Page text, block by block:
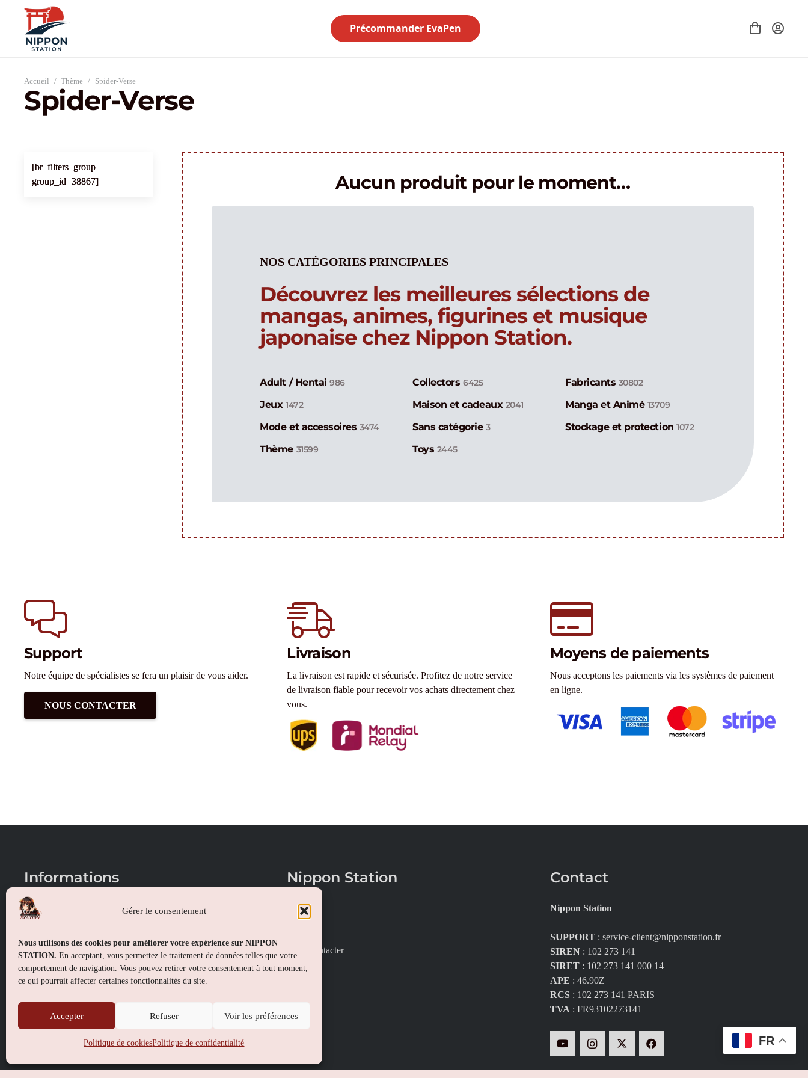
Gérer le consentement
Nous utilisons des cookies pour améliorer votre expérience sur NIPPON
STATION. En acceptant, vous permettez le traitement de données telles que votre
comportement de navigation. Vous pouvez retirer votre consentement à tout moment,
ce qui pourrait affecter certaines fonctionnalités du site.
Accepter Refuser Voir les préférences
Politique de cookiesPolitique de confidentialité
Précommander EvaPen
Accueil / Thème / Spider-Verse
Spider-Verse
[br_filters_group
group_id=38867]
Aucun produit pour le moment…
NOS CATÉGORIES PRINCIPALES
Découvrez les meilleures sélections de
mangas, animes, figurines et musique
japonaise chez Nippon Station.
Adult / Hentai986 Collectors 6425 Fabricants 30802
Jeux 1472 Maison et cadeaux 2041 Manga et Animé 13709
Mode et accessoires 3474 Sans catégorie3 Stockage et protection1072
Thème 31599 Toys 2445
Support
Notre équipe de spécialistes se fera un plaisir de vous aider.
NOUS CONTACTER
Livraison
La livraison est rapide et sécurisée. Profitez de notre service
de livraison fiable pour recevoir vos achats directement chez
vous.
Moyens de paiements
Nous acceptons les paiements via les systèmes de paiement
en ligne.
Informations
Conditions générales de vente
Politique de confidentialité
Politique de cookies (UE)
Nippon Station
À propos
Nous contacter
Contact
Nippon Station
SUPPORT: service-client@nipponstation.fr
SIREN: 102 273 141
SIRET: 102 273 141 000 14
APE : 46.90Z
RCS: 102 273 141 PARIS
TVA: FR93102273141
FR